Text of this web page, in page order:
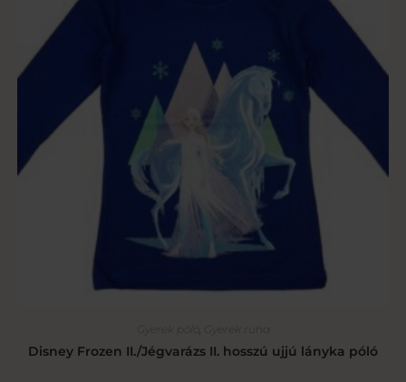
Gyerek póló Gyerek ruha
Disney Frozen II./Jégvarázs II. hosszú ujjú lányka póló